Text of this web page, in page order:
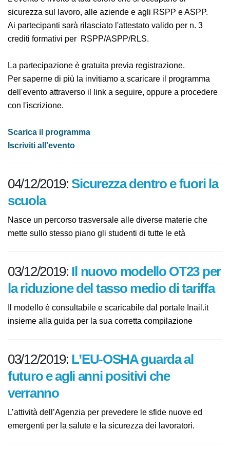
L'evento è rivolto a tutti coloro che si occupano di
sicurezza sul lavoro, alle aziende e agli RSPP e ASPP.
Ai partecipanti sarà rilasciato l'attestato valido per n. 3
La partecipazione è gratuita previa registrazione.
Per saperne di più la invitiamo a scaricare il
programma dell'evento attraverso il link a seguire,
Scarica il programma
04/12/2019:
la scuola
Nasce un percorso trasversale alle diverse materie che
03/12/2019:Il nuovo modello OT23
per la riduzione del tasso medio di
tariffa
insieme alla guida per la sua corretta compilazione
03/12/2019:
L’EU-OSHA guarda al
futuro e agli anni positivi che
verranno